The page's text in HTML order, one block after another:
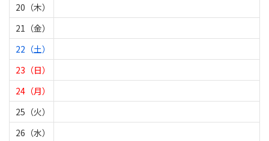
20（木）
21（金）
22（土）
23（日）
24（月）
25（火）
26（水）